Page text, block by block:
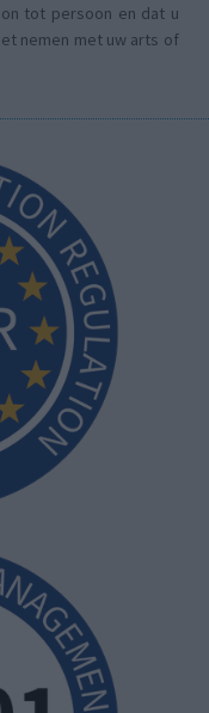
tot persoon en dat u
nemen met uw arts of